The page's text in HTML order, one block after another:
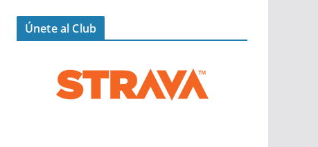
Únete al Club